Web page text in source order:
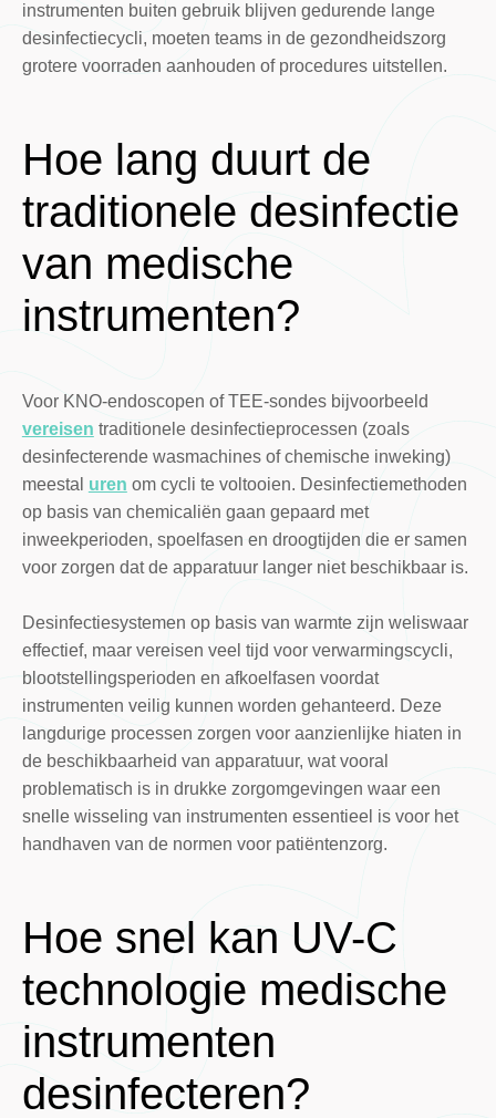
instrumenten buiten gebruik blijven gedurende lange
desinfectiecycli, moeten teams in de gezondheidszorg
grotere voorraden aanhouden of procedures uitstellen.
Hoe lang duurt de
traditionele desinfectie
van medische
instrumenten?
Voor KNO-endoscopen of TEE-sondes bijvoorbeeld
vereisen traditionele desinfectieprocessen (zoals
desinfecterende wasmachines of chemische inweking)
meestal uren om cycli te voltooien. Desinfectiemethoden
op basis van chemicaliën gaan gepaard met
inweekperioden, spoelfasen en droogtijden die er samen
voor zorgen dat de apparatuur langer niet beschikbaar is.
Desinfectiesystemen op basis van warmte zijn weliswaar
effectief, maar vereisen veel tijd voor verwarmingscycli,
blootstellingsperioden en afkoelfasen voordat
instrumenten veilig kunnen worden gehanteerd. Deze
langdurige processen zorgen voor aanzienlijke hiaten in
de beschikbaarheid van apparatuur, wat vooral
problematisch is in drukke zorgomgevingen waar een
snelle wisseling van instrumenten essentieel is voor het
handhaven van de normen voor patiëntenzorg.
Hoe snel kan UV-C
technologie medische
instrumenten
desinfecteren?